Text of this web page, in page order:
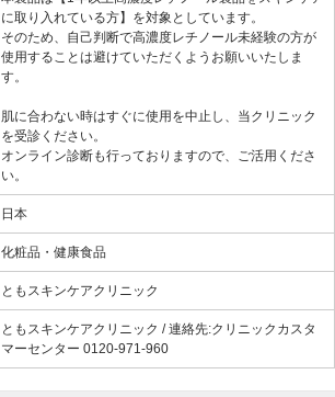
に取り入れている方】を対象としています。
そのため、自己判断で高濃度レチノール未経験の方が
使用することは避けていただくようお願いいたしま
す。
肌に合わない時はすぐに使用を中止し、当クリニック
を受診ください。
オンライン診断も行っておりますので、ご活用くださ
い。
日本
化粧品・健康食品
ともスキンケアクリニック
ともスキンケアクリニック / 連絡先:クリニックカスタ
マーセンター 0120-971-960